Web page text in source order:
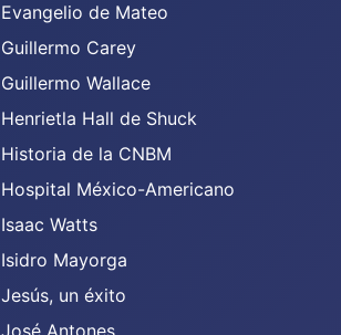
Evangelio de Mateo
Guillermo Carey
Guillermo Wallace
Henrietla Hall de Shuck
Historia de la CNBM
Hospital México-Americano
Isaac Watts
Isidro Mayorga
Jesús, un éxito